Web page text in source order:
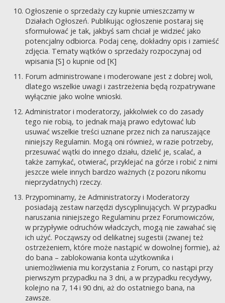
Ogłoszenie o sprzedaży czy kupnie umieszczamy w
Działach Ogłoszeń. Publikując ogłoszenie postaraj się
sformułować je tak, jakbyś sam chciał je widzieć jako
potencjalny odbiorca. Podaj cenę, dokładny opis i zamieść
zdjęcia. Tematy wątków o sprzedaży rozpoczynaj od
wpisania [S] o kupnie od [K]
Forum administrowane i moderowane jest z dobrej woli,
dlatego wszelkie uwagi i zastrzeżenia będą rozpatrywane
wyłącznie jako wolne wnioski.
Administrator i moderatorzy, jakkolwiek co do zasady
tego nie robią, to jednak mają prawo edytować lub
usuwać wszelkie treści uznane przez nich za naruszające
niniejszy Regulamin. Mogą oni również, w razie potrzeby,
przesuwać wątki do innego działu, dzielić je, scalać, a
także zamykać, otwierać, przyklejać na górze i robić z nimi
jeszcze wiele innych bardzo ważnych (z pozoru nikomu
nieprzydatnych) rzeczy.
Przypominamy, że Administratorzy i Moderatorzy
posiadają zestaw narzędzi dyscyplinujących. W przypadku
naruszania niniejszego Regulaminu przez Forumowiczów,
w przypływie odruchów władczych, mogą nie zawahać się
ich użyć. Począwszy od delikatnej sugestii (zwanej też
ostrzeżeniem, które może nastąpić w dowolnej formie), aż
do bana – zablokowania konta użytkownika i
uniemożliwienia mu korzystania z Forum, co nastąpi przy
pierwszym przypadku na 3 dni, a w przypadku recydywy,
kolejno na 7, 14 i 90 dni, aż do ostatniego bana, na
zawsze.